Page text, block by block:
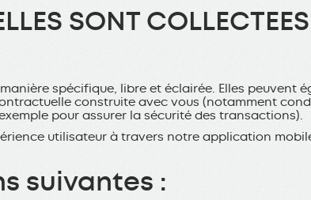
SONT
spécifique, libre et éclairée. Elles peuvent
construite avec vous (notamment
pour assurer la sécurité des transactions).
utilisateur à travers notre application
suivantes :